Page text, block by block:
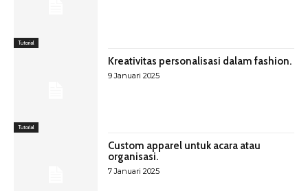
Tutorial
Tutorial
Kreativitas personalisasi dalam fashion.
9 Januari 2025
Custom apparel untuk acara atau
organisasi.
7 Januari 2025